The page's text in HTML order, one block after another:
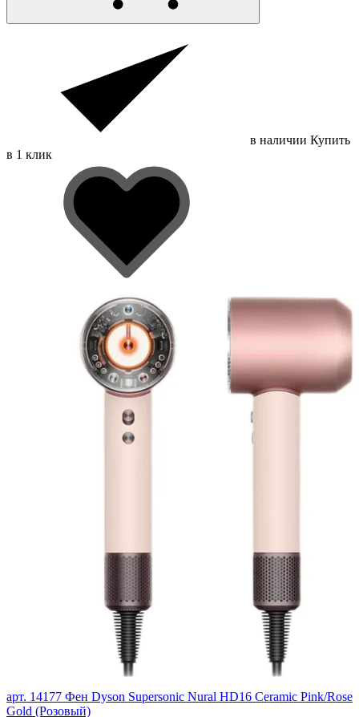
в наличии Купить
в 1 клик
арт. 14177 Фен Dyson Supersonic Nural HD16 Ceramic Pink/Rose
Gold (Розовый)